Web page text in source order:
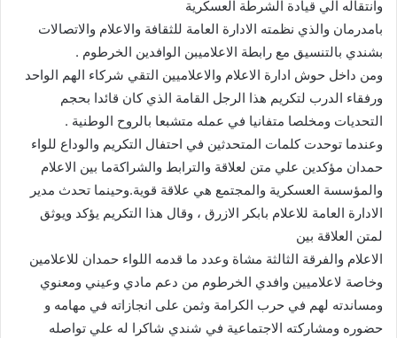
وانتقاله الي قيادة الشرطة العسكرية
بامدرمان والذي نظمته الادارة العامة للثقافة والاعلام والاتصالات
بشندي بالتنسيق مع رابطة الاعلاميبن الوافدين الخرطوم .
ومن داخل حوش ادارة الاعلام والاعلاميين التقي شركاء الهم الواحد
ورفقاء الدرب لتكريم هذا الرجل القامة الذي كان قائدا بحجم
التحديات ومخلصا متفانيا في عمله متشبعا بالروح الوطنية .
وعندما توحدت كلمات المتحدثين في احتفال التكريم والوداع للواء
حمدان مؤكدين علي متن لعلاقة والترابط والشراكةما بين الاعلام
والمؤسسة العسكرية والمجتمع هي علاقة قوية.وحينما تحدث مدير
الادارة العامة للاعلام بابكر الازرق ، وقال هذا التكريم يؤكد ويوثق
لمتن العلاقة بين
الاعلام والفرقة الثالثة مشاة وعدد ما قدمه اللواء حمدان للاعلامين
وخاصة لاعلاميين وافدي الخرطوم من دعم مادي وعيني ومعنوي
ومساندته لهم في حرب الكرامة وثمن على انجازاته في مهامه و
حضوره ومشاركته الاجتماعية في شندي شاكرا له علي تواصله